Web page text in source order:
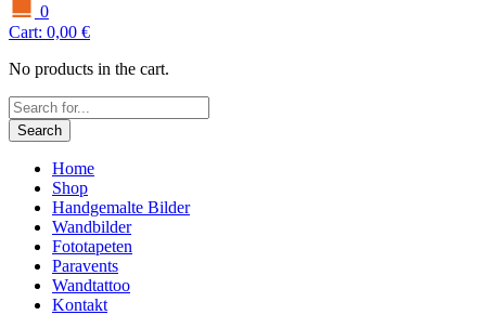
0
Cart: 0,00 €
No products in the cart.
Search
Home
Shop
Handgemalte Bilder
Wandbilder
Fototapeten
Paravents
Wandtattoo
Kontakt